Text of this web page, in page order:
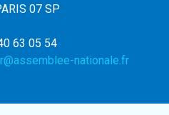
07 SP
63 05 54
nationale.fr